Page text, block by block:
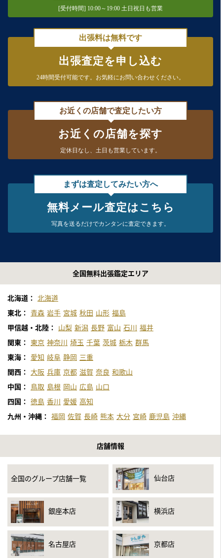
[受付時間] 10:00～19:00 土日祝日も営業
出張料は無料です
出張査定を申し込む
24時間受付可能です。 お気軽にお問い合わせください。
お近くの店舗で査定したい方
お近くの店舗を探す
定休日なし、 土日も営業しています。
まずは査定してみたい方へ
無料メール査定はこちら
写真を送るだけでカンタンに査定できます。
全国無料出張鑑定エリア
北海道： 北海道
東北： 青森 岩手 宮城 秋田 山形 福島
甲信越・北陸：
山梨 新潟 長野 富山 石川 福井
関東：
東京 神奈川 埼玉 千葉 茨城 栃木 群馬
東海：
愛知 岐阜 静岡 三重
関西： 大阪 兵庫 京都 滋賀 奈良 和歌山
中国：
鳥取 島根 岡山 広島 山口
四国： 徳島 香川 愛媛 高知
九州・沖縄： 福岡 佐賀 長崎 熊本 大分 宮崎 鹿児島 沖縄
店舗情報
全国のグループ店舗一覧 仙台店
銀座本店 横浜店
名古屋店 京都店